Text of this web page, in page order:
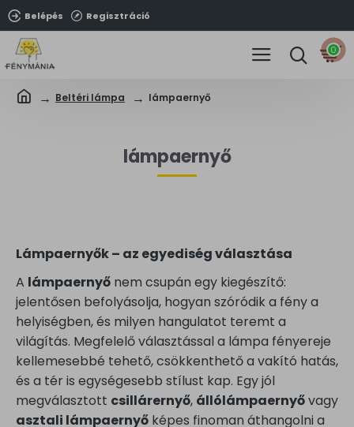
Belépés Regisztráció
0
Beltéri lámpa lámpaernyő
lámpaernyő
Lámpaernyők – az egyediség választása
A lámpaernyő nem csupán egy kiegészítő:
jelentősen befolyásolja, hogyan szóródik a fény a
helyiségben, és milyen hangulatot teremt a
világítás. Megfelelő választással a lámpa fényereje
kellemesebbé tehető, csökkenthető a vakító hatás,
és a tér is egységesebb stílust kap. Egy jól
megválasztott csillárernyő, állólámpaernyővagy
asztali lámpaernyő képes finoman áthangolni a